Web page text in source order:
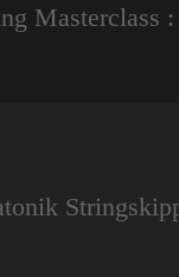
Masterclass :